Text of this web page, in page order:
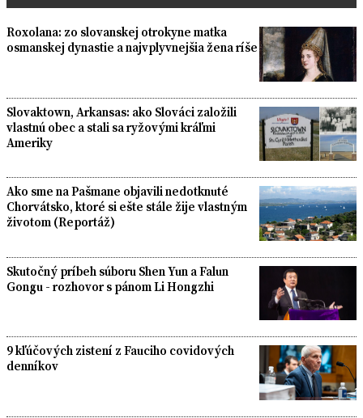
Roxolana: zo slovanskej otrokyne matka
osmanskej dynastie a najvplyvnejšia žena ríše
Slovaktown, Arkansas: ako Slováci založili
vlastnú obec a stali sa ryžovými kráľmi
Ameriky
Ako sme na Pašmane objavili nedotknuté
Chorvátsko, ktoré si ešte stále žije vlastným
životom (Reportáž)
Skutočný príbeh súboru Shen Yun a Falun
Gongu - rozhovor s pánom Li Hongzhi
9 kľúčových zistení z Fauciho covidových
denníkov